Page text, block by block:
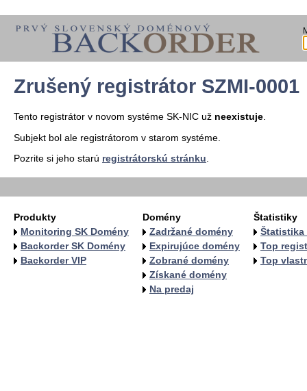
Zrušený registrátor SZMI-0001
Tento registrátor v novom systéme SK-NIC už neexistuje.
Subjekt bol ale registrátorom v starom systéme.
Pozrite si jeho starú registrátorskú stránku
Produkty
Monitoring SK Domény
Backorder SK Domény
Backorder VIP
Domény
Zadržané domény
Expirujúce domény
Zobrané domény
Získané domény
Na predaj
Štatistiky
Štatistika
Top
Top